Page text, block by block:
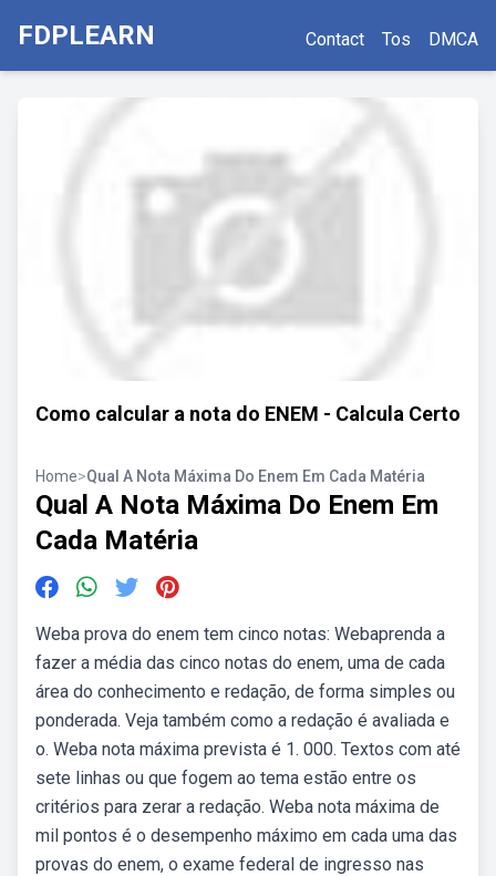
FDPLEARN Contact Tos DMCA
Como calcular a nota do ENEM - Calcula Certo
Home>Qual A Nota Máxima Do Enem Em Cada Matéria
Qual A Nota Máxima Do Enem Em
Cada Matéria
Weba prova do enem tem cinco notas: Webaprenda a
fazer a média das cinco notas do enem, uma de cada
área do conhecimento e redação, de forma simples ou
ponderada. Veja também como a redação é avaliada e
o. Weba nota máxima prevista é 1. 000. Textos com até
sete linhas ou que fogem ao tema estão entre os
critérios para zerar a redação. Weba nota máxima de
mil pontos é o desempenho máximo em cada uma das
provas do enem, o exame federal de ingresso nas